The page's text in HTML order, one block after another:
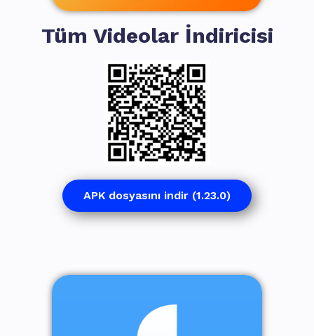
Tüm Videolar İndiricisi
APK dosyasını indir (1.23.0)